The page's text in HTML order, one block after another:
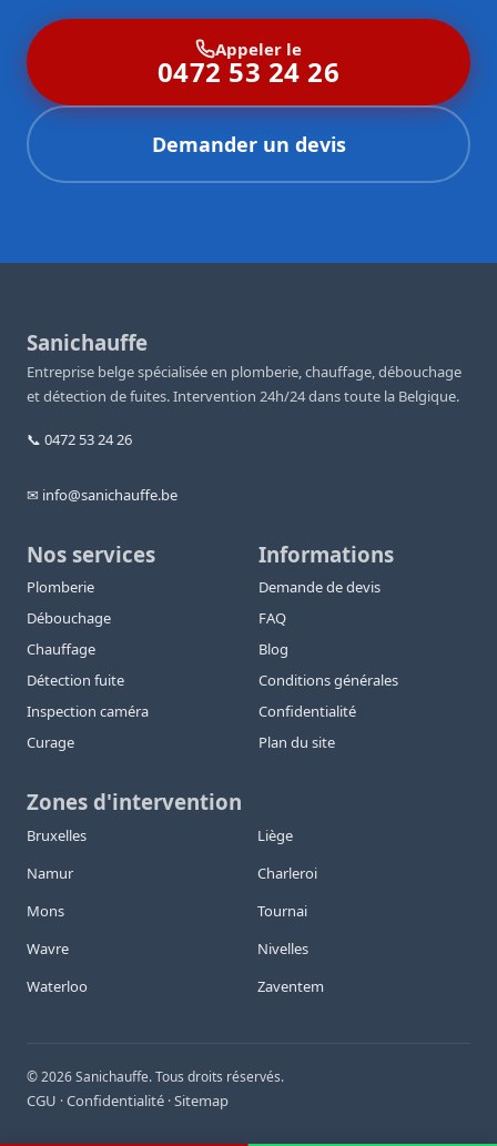
Appeler le
0472 53 24 26
Demander un devis
Sanichauffe
Entreprise belge spécialisée en plomberie, chauffage, débouchage
et détection de fuites. Intervention 24h/24 dans toute la Belgique.
📞 0472 53 24 26
✉ info@sanichauffe.be
Nos services
Plomberie
Débouchage
Chauffage
Détection fuite
Inspection caméra
Curage
Informations
Demande de devis
FAQ
Blog
Conditions générales
Confidentialité
Plan du site
Zones d'intervention
Bruxelles
Liège
Namur
Charleroi
Mons
Tournai
Wavre
Nivelles
Waterloo
Zaventem
©2026Sanichauffe. Tous droits réservés.
CGU ·Confidentialité ·Sitemap